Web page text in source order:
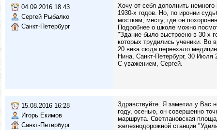
04.09.2016 18:43
Сергей Рыбалко
Санкт-Петербург
Хочу от себя дополнить
1930-х годов. Но, по иронии
мосткам, месту, где он
Подробнее о школе можно
"Здание было выстроено в 30-х
которых трудились ученики. Во
20 века сюда переехало
Нина, Санкт-Петербург, 30 Июля
С уважением, Сергей.
15.08.2016 16:28
Игорь Екимов
Санкт-Петербург
Здравствуйте. Я заметил у Вас
году, осенью, он совершенно
маршрута. Светлановская
железнодорожной станции